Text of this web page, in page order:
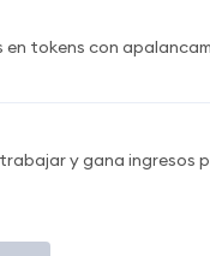
en tokens con
y gana ingresos